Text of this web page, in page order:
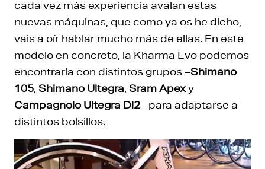
cada vez más experiencia avalan estas
nuevas máquinas, que como ya os he dicho,
vais a oír hablar mucho más de ellas. En este
modelo en concreto, la Kharma Evo podemos
encontrarla con distintos grupos –Shimano
105 Shimano Ultegra Sram Apexy
Campagnolo Ultegra Di2– para adaptarse a
distintos bolsillos.